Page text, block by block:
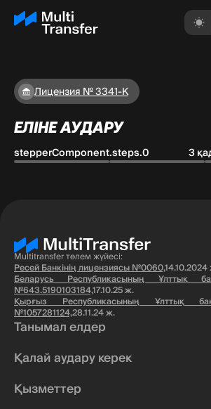
Лицензия № 3341-К
ЕЛІНЕ АУДАРУ
stepperComponent.steps.0 3
Multitransfer төлем жүйесі:
Ресей Банкінің лицензиясы №0060,
Беларусь Республикасының Ұлттық
№643.5190103184,17.10.25 ж.
Қырғыз Республикасының Ұлттық
№1057281124,28.11.24 ж.
Танымал елдер
Қалай аудару керек
Қызметтер